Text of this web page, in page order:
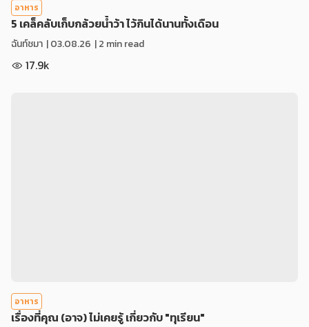
อาหาร
5 เคล็คลับเก็บกล้วยน้ำว้า ไว้กินได้นานทั้งเดือน
ฉันท์ชมา |03.08.26 | 2 min read
17.9k
อาหาร
เรื่องที่คุณ (อาจ) ไม่เคยรู้ เกี่ยวกับ "ทุเรียน"